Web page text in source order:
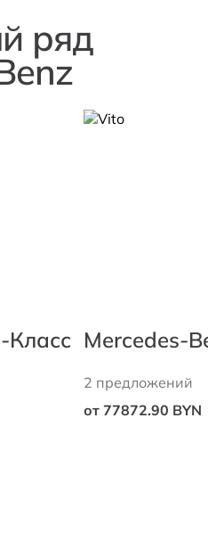
ряд
Класс Mercedes-
2 предложений
от 77872.90 BYN